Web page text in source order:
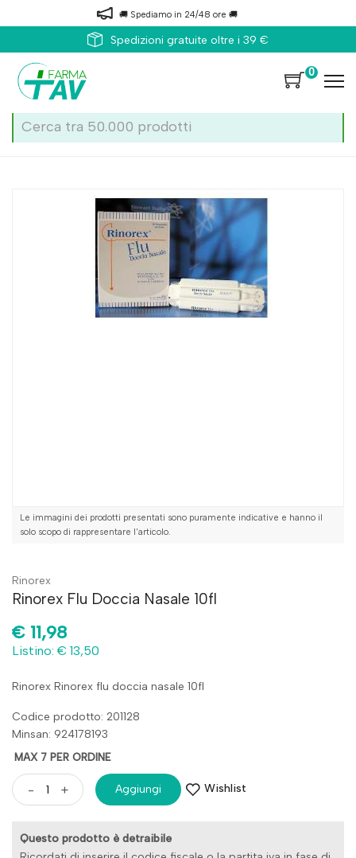
🚚 Spediamo in 24/48 ore 🚚
Spedizioni gratuite oltre i 39 €
0
Le immagini dei prodotti presentati sono puramente indicative e hanno il
solo scopo di rappresentare l'articolo.
Rinorex
Rinorex Flu Doccia Nasale 10fl
€ 11,98
Listino: € 13,50
Rinorex Rinorex flu doccia nasale 10fl
Codice prodotto: 201128
Minsan: 924178193
MAX 7 PER ORDINE
- + Aggiungi Wishlist
Questo prodotto è detraibile